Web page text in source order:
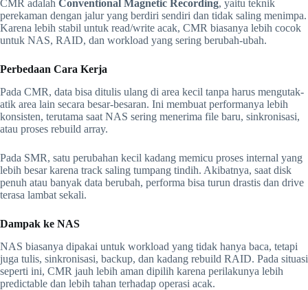
CMR adalah Conventional Magnetic Recording, yaitu teknik
perekaman dengan jalur yang berdiri sendiri dan tidak saling menimpa.
Karena lebih stabil untuk read/write acak, CMR biasanya lebih cocok
untuk NAS, RAID, dan workload yang sering berubah-ubah.
Perbedaan Cara Kerja
Pada CMR, data bisa ditulis ulang di area kecil tanpa harus mengutak-
atik area lain secara besar-besaran. Ini membuat performanya lebih
konsisten, terutama saat NAS sering menerima file baru, sinkronisasi,
atau proses rebuild array.
Pada SMR, satu perubahan kecil kadang memicu proses internal yang
lebih besar karena track saling tumpang tindih. Akibatnya, saat disk
penuh atau banyak data berubah, performa bisa turun drastis dan drive
terasa lambat sekali.
Dampak ke NAS
NAS biasanya dipakai untuk workload yang tidak hanya baca, tetapi
juga tulis, sinkronisasi, backup, dan kadang rebuild RAID. Pada situasi
seperti ini, CMR jauh lebih aman dipilih karena perilakunya lebih
predictable dan lebih tahan terhadap operasi acak.